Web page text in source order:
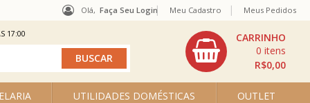
Olá, Faça Seu Login
UTILIDADES DOMÉSTICAS OUTLET
R$0,00
0
Meu Cadastro Meus Pedidos
17:00